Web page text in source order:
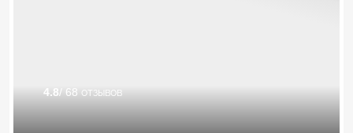
4.8/ 68 отзывов